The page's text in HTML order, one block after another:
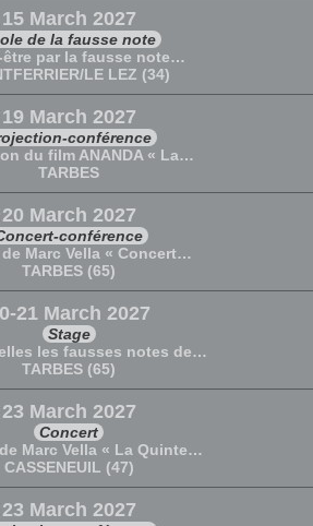
15 March 2027
de la fausse note
être par la fausse note…
LE LEZ (34)
19 March 2027
conférence
du film ANANDA « La…
TARBES
20 March 2027
conférence
Marc Vella « Concert…
TARBES (65)
21 March 2027
Stage
les fausses notes de…
TARBES (65)
23 March 2027
Concert
Marc Vella « La Quinte…
CASSENEUIL (47)
23 March 2027